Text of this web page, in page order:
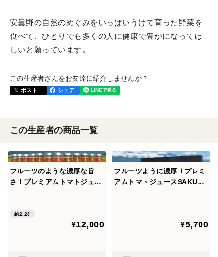
安曇野の自然のめぐみをいっぱいうけて育った野菜を
食べて、ひとりでも多くの人に健康で豊かになってほ
しいと願っています。
この生産者さんをお友達に紹介しませんか？
ポスト シェア
この生産者の商品一覧
フルーツのような濃厚な旨
さ！プレミアムトマトジュー
約2.2ℓ
¥12,000
フルーツように濃厚！プレミ
アムトマトジュースSAKURA
¥5,700